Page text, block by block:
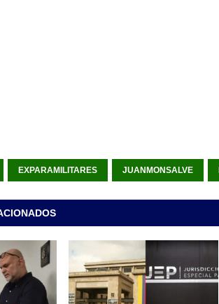
EXPARAMILITARES JUANMONSALVE